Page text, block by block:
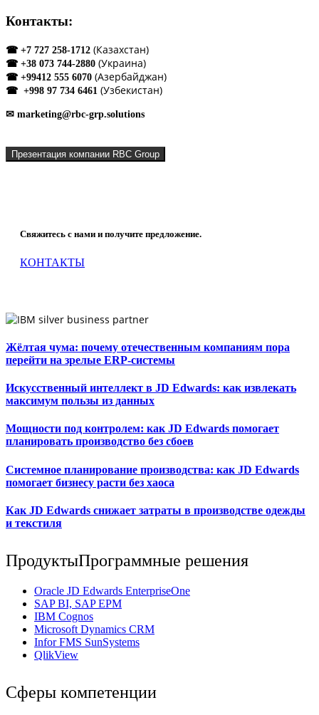
Контакты:
☎ +7 727 258-1712 (Казахстан)
☎ +38 073 744-2880 (Украина)
☎ +99412 555 6070 (Азербайджан)
☎ +998 97 734 6461 (Узбекистан)
✉ marketing@rbc-grp.solutions
Презентация компании RBC Group
Свяжитесь с нами и получите предложение.
КОНТАКТЫ
Жёлтая чума: почему отечественным компаниям пора
перейти на зрелые ERP-системы
Искусственный интеллект в JD Edwards: как извлекать
максимум пользы из данных
Мощности под контролем: как JD Edwards помогает
планировать производство без сбоев
Системное планирование производства: как JD Edwards
помогает бизнесу расти без хаоса
Как JD Edwards снижает затраты в производстве одежды
и текстиля
ПродуктыПрограммные решения
Oracle JD Edwards EnterpriseOne
SAP BI, SAP EPM
IBM Cognos
Мicrosoft Dynamics CRM
Infor FMS SunSystems
QlikView
Сферы компетенции